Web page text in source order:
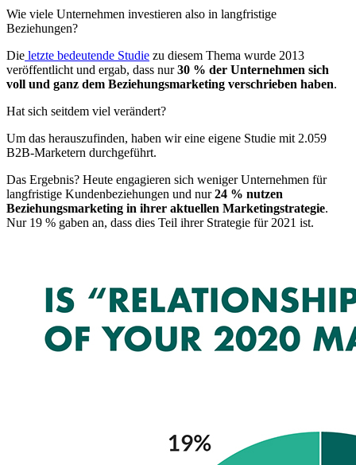
Wie viele Unternehmen investieren also in langfristige
Beziehungen?
Die letzte bedeutende Studie zu diesem Thema wurde 2013
veröffentlicht und ergab, dass nur30 % der Unternehmen sich
voll und ganz dem Beziehungsmarketing verschrieben haben.
Hat sich seitdem viel verändert?
Um das herauszufinden, haben wir eine eigene Studie mit 2.059
B2B-Marketern durchgeführt.
Das Ergebnis? Heute engagieren sich weniger Unternehmen für
langfristige Kundenbeziehungen und nur24 % nutzen
Beziehungsmarketing in ihrer aktuellen Marketingstrategie.
Nur 19 % gaben an, dass dies Teil ihrer Strategie für 2021 ist.